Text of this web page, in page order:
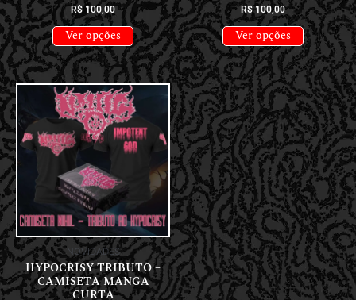
R$100,00
Ver opções
R$100,00
Ver opções
NOVIDADES
HYPOCRISY TRIBUTO –
CAMISETA MANGA
CURTA